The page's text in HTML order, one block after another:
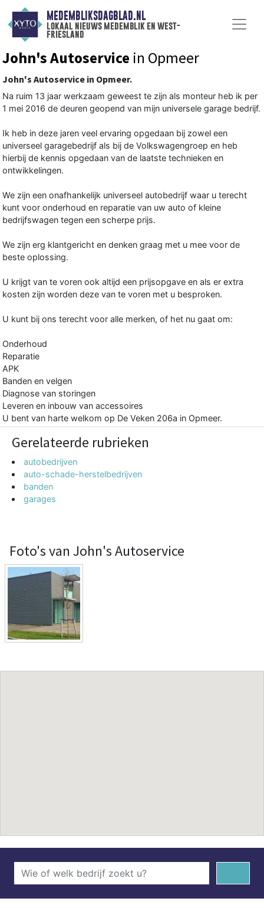
MEDEMBLIKSDAGBLAD.NL
lokaal nieuws medemblik en west-
friesland
John's Autoservice in Opmeer
John's Autoservice in Opmeer.
Na ruim 13 jaar werkzaam geweest te zijn als monteur heb ik per
1 mei 2016 de deuren geopend van mijn universele garage bedrijf.
Ik heb in deze jaren veel ervaring opgedaan bij zowel een
universeel garagebedrijf als bij de Volkswagengroep en heb
hierbij de kennis opgedaan van de laatste technieken en
ontwikkelingen.
We zijn een onafhankelijk universeel autobedrijf waar u terecht
kunt voor onderhoud en reparatie van uw auto of kleine
bedrijfswagen tegen een scherpe prijs.
We zijn erg klantgericht en denken graag met u mee voor de
beste oplossing.
U krijgt van te voren ook altijd een prijsopgave en als er extra
kosten zijn worden deze van te voren met u besproken.
U kunt bij ons terecht voor alle merken, of het nu gaat om:
Onderhoud
Reparatie
APK
Banden en velgen
Diagnose van storingen
Leveren en inbouw van accessoires
U bent van harte welkom op De Veken 206a in Opmeer.
Gerelateerde rubrieken
autobedrijven
auto-schade-herstelbedrijven
banden
garages
Foto's van John's Autoservice